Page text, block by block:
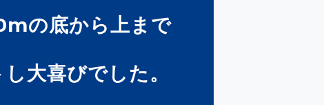
の底から上まで
大喜びでした。